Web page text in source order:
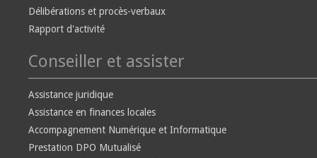
Délibérations et procès-verbaux
Rapport d'activité
Conseiller et assister
Assistance juridique
Assistance en finances locales
Accompagnement Numérique et Informatique
Prestation DPO Mutualisé